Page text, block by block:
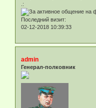
.:
Последний визит:
02-12-2018 10:39:33
admin
Генерал-полковник